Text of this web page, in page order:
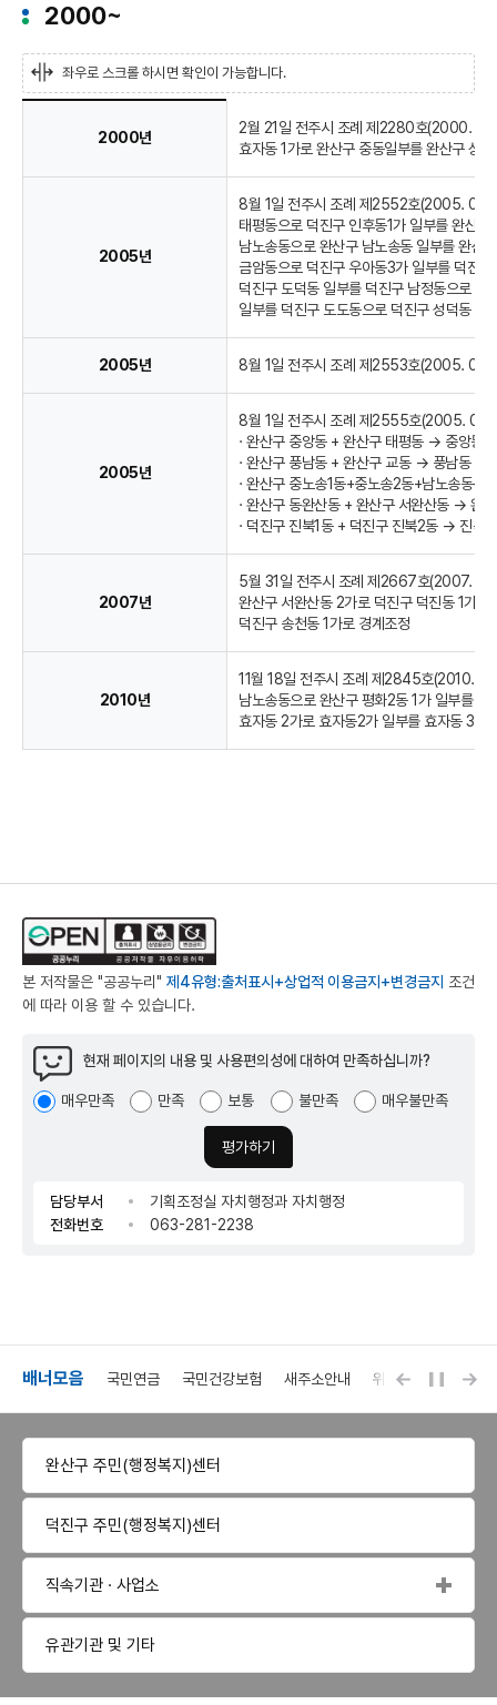
2000~
좌우로 스크롤 하시면 확인이 가능합니다.
2000년
2월 21일 전주시 조례 제2280호(2000. 2.
효자동 1가로 완산구 중동일부를 완산구 상
2005년
8월 1일 전주시 조례 제2552호(2005. 07.
태평동으로 덕진구 인후동1가 일부를 완산
남노송동으로 완산구 남노송동 일부를 완산
금암동으로 덕진구 우아동3가 일부를 덕진
덕진구 도덕동 일부를 덕진구 남정동으로
일부를 덕진구 도도동으로 덕진구 성덕동 일
2005년 8월 1일 전주시 조례 제2553호(2005. 07.
2005년
8월 1일 전주시 조례 제2555호(2005. 07.
· 완산구 중앙동 + 완산구 태평동 → 중앙동
· 완산구 풍남동 + 완산구 교동 → 풍남동
· 완산구 중노송1동+중노송2동+남노송동+
· 완산구 동완산동 + 완산구 서완산동 → 완
· 덕진구 진북1동 + 덕진구 진북2동 → 진북동
2007년
5월 31일 전주시 조례 제2667호(2007. 05.
완산구 서완산동 2가로 덕진구 덕진동 1가
덕진구 송천동 1가로 경계조정
2010년
11월 18일 전주시 조례 제2845호(2010.
남노송동으로 완산구 평화2동 1가 일부를
효자동 2가로 효자동2가 일부를 효자동 3가
본 저작물은 "공공누리" 제4유형:출처표시+상업적 이용금지+변경금지 조건
에 따라 이용 할 수 있습니다.
현재 페이지의 내용 및 사용편의성에 대하여 만족하십니까?
매우만족 만족 보통 불만족 매우불만족
평가하기
담당부서
기획조정실 자치행정과 자치행정
전화번호
063-281-2238
배너모음
권상담 1331 국민연금 국민건강보험 새주소안내 위택스 안전드림
배너모음
자동
완산구 주민(행정복지)센터
덕진구 주민(행정복지)센터
직속기관 · 사업소
유관기관 및 기타